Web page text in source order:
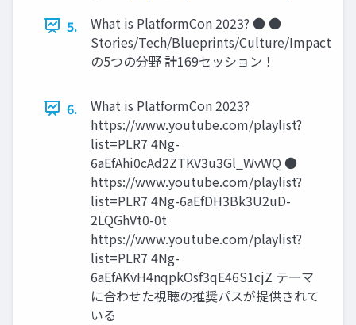
5.
What is PlatformCon 2023? ● ●
Stories/Tech/Blueprints/Culture/Impact
の5つの分野 計169セッション！
6.
What is PlatformCon 2023?
https://www.youtube.com/playlist?
list=PLR7 4Ng-
6aEfAhi0cAd2ZTKV3u3Gl_WvWQ ●
https://www.youtube.com/playlist?
list=PLR7 4Ng-6aEfDH3Bk3U2uD-
2LQGhVt0-0t
https://www.youtube.com/playlist?
list=PLR7 4Ng-
6aEfAKvH4nqpkOsf3qE46S1cjZ テーマ
に合わせた視聴の推奨パスが提供されて
いる